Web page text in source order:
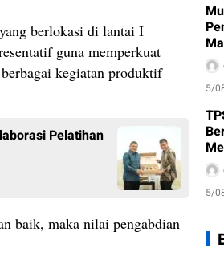
berlokasi di lantai I
guna memperkuat
kegiatan produktif
Pelatihan
baik, maka nilai pengabdian
5/
5/